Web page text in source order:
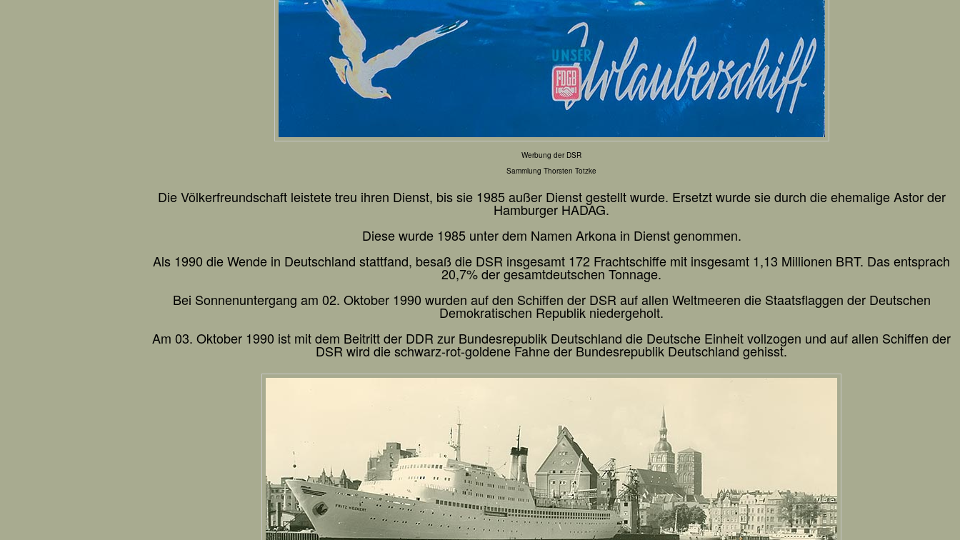
Werbung der DSR
Sammlung Thorsten Totzke
Die Völkerfreundschaft leistete treu ihren Dienst, bis sie 1985 außer Dienst gestellt wurde. Ersetzt wurde sie durch die ehemalige Astor der
Hamburger HADAG.
Diese wurde 1985 unter dem Namen Arkona in Dienst genommen.
Als 1990 die Wende in Deutschland stattfand, besaß die DSR insgesamt 172 Frachtschiffe mit insgesamt 1,13 Millionen BRT. Das entsprach
20,7% der gesamtdeutschen Tonnage.
Bei Sonnenuntergang am 02. Oktober 1990 wurden auf den Schiffen der DSR auf allen Weltmeeren die Staatsflaggen der Deutschen
Demokratischen Republik niedergeholt.
Am 03. Oktober 1990 ist mit dem Beitritt der DDR zur Bundesrepublik Deutschland die Deutsche Einheit vollzogen und auf allen Schiffen der
DSR wird die schwarz-rot-goldene Fahne der Bundesrepublik Deutschland gehisst.